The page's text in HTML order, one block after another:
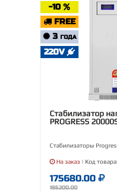
-10
FREE
3 ГОДА
220V
Стабилизатор
PROGRESS
Стабилизаторы
На заказ | Код
175680.00
195200.00